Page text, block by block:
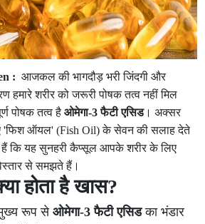
: आजकल की भागदौड़ भरी जिंदगी और
हमारे शरीर को जरूरी पोषक तत्व नहीं मिल
पोषक तत्व हैओमेगा-3 फैटी एसिड। अक्सर
'फिश ऑयल' (Fish Oil) के सेवन की सलाह देते
कि यह सुनहरी कैप्सूल आपके शरीर के लिए
से समझते हैं।
होता है खास?
रूप सेओमेगा-3 फैटी एसिडका भंडार